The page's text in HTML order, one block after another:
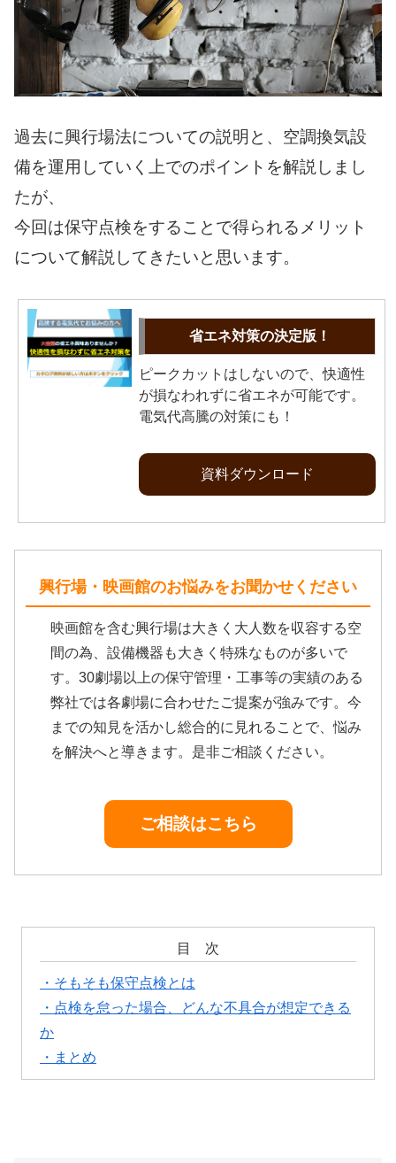
過去に興行場法についての説明と、空調換気設
備を運用していく上でのポイントを解説しまし
たが、
今回は保守点検をすることで得られるメリット
について解説してきたいと思います。
省エネ対策の決定版！
ピークカットはしないので、快適性
が損なわれずに省エネが可能です。
電気代高騰の対策にも！
資料ダウンロード
興行場・映画館のお悩みをお聞かせください
映画館を含む興行場は大きく大人数を収容する空
間の為、設備機器も大きく特殊なものが多いで
す。30劇場以上の保守管理・工事等の実績のある
弊社では各劇場に合わせたご提案が強みです。今
までの知見を活かし総合的に見れることで、悩み
を解決へと導きます。是非ご相談ください。
ご相談はこちら
目 次
・そもそも保守点検とは
・点検を怠った場合、どんな不具合が想定できる
か
・まとめ